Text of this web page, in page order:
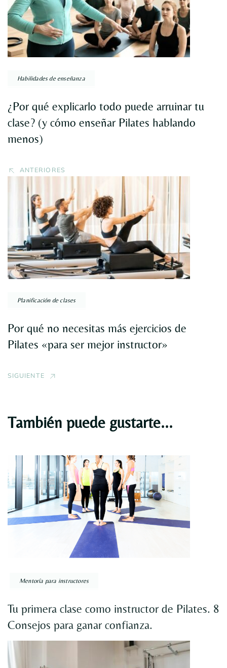
entradas
Habilidades de enseñanza
¿Por qué explicarlo todo puede arruinar tu
clase? (y cómo enseñar Pilates hablando
menos)
ANTERIORES
Planificación de clases
Por qué no necesitas más ejercicios de
Pilates «para ser mejor instructor»
SIGUIENTE
También puede gustarte...
Mentoría para instructores
Tu primera clase como instructor de Pilates. 8
Consejos para ganar confianza.